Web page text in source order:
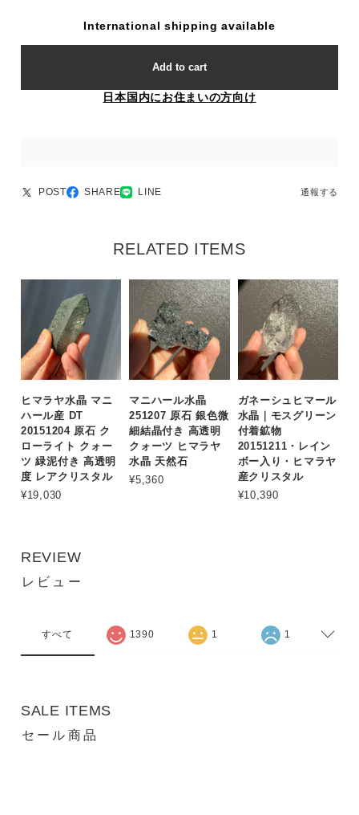
International shipping available
Add to cart
日本国内にお住まいの方向け
POST SHARE LINE 通報する
RELATED ITEMS
ヒマラヤ水晶 マニ
ハール産 DT
20151204 原石 ク
ローライト クォー
ツ 緑泥付き 高透明
度 レアクリスタル
¥19,030
マニハール水晶
251207 原石 銀色微
細結晶付き 高透明
クォーツ ヒマラヤ
水晶 天然石
¥5,360
ガネーシュヒマール
水晶｜モスグリーン
付着鉱物
20151211・レイン
ボー入り・ヒマラヤ
産クリスタル
¥10,390
REVIEW
レビュー
すべて 1390 1 1
SALE ITEMS
セール商品